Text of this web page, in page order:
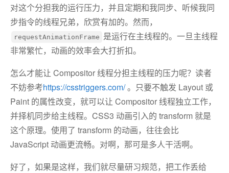
对这个分担我的运行压力，并且定期和我同步、听候我同
步指令的线程兄弟，欣赏有加的。然而，
requestAnimationFrame 是运行在主线程的。一旦主线程
非常繁忙，动画的效率会大打折扣。
怎么才能让 Compositor 线程分担主线程的压力呢？读者
不妨参考https://csstriggers.com/。只要不触发 Layout 或
Paint 的属性改变，就可以让 Compositor 线程独立工作，
并择机同步给主线程。CSS3 动画引入的 transform 就是
这个原理。使用了 transform 的动画，往往会比
JavaScript 动画更流畅。对啊，那可是多人干活啊。
好了，如果是这样，我们就尽量研习规范，把工作丢给